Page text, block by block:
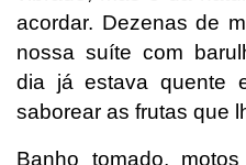
acordar. Dezenas de
nossa suíte com
dia já estava quente
saborear as frutas que
Banho tomado,